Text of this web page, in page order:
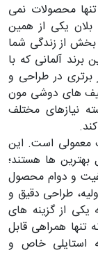
تنها محصولات نمی
یکی از همین
از زندگی شما
آلمانی که با
در طراحی و
های دوشی مون
نیازهای مختلف
معمولی است. این
ها هستند؛
و دوام محصول
طراحی دقیق و
از گزینه های
تنها همراهی قابل
استایلی خاص و